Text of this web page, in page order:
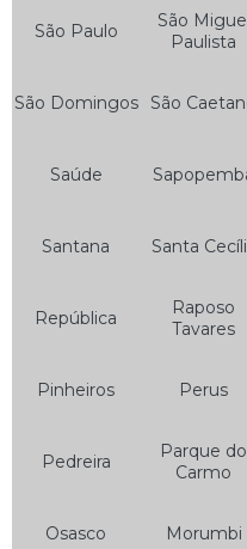
Bateria de Moto 150
Bateria de Moto 5 Amperes
Bateria Heliar de Moto
Bateria Moto
São Paulo
São
Paulista
São Domingos São
Saúde
Santana Santa
República
Raposo
Tavares
Pinheiros Perus
Pedreira
Parque do
Carmo
Osasco Morumbi